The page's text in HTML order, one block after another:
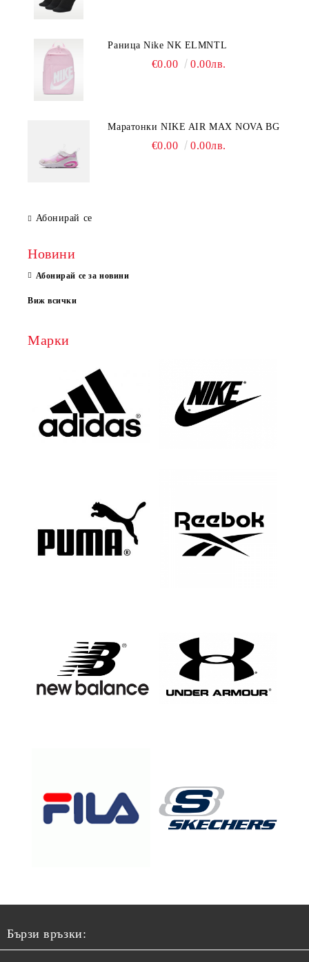
Раница Nike NK ELMNTL
€0.00 0.00лв.
Mаратонки NIKE AIR MAX NOVA BG
€0.00 0.00лв.
Абонирай се
Новини
Абонирай се за новини
Виж всички
Марки
Бързи връзки: